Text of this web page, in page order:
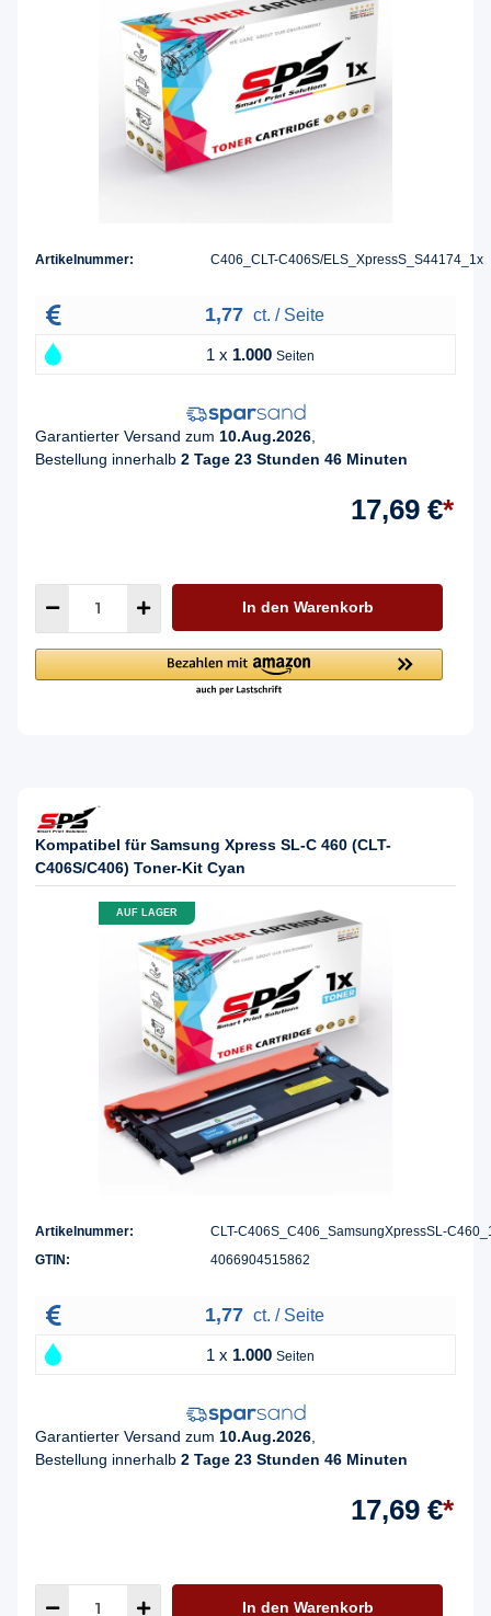
Artikelnummer: C406_CLT-C406S/ELS_XpressS_S44174_1x
1,77 ct. / Seite
1 x 1.000 Seiten
Garantierter Versand zum 10.Aug.2026
Bestellung innerhalb 2 Tage 23 Stunden 46 Minuten
17,69 €*
In den Warenkorb
Kompatibel für Samsung Xpress SL-C 460 (CLT-
C406S/C406) Toner-Kit Cyan
AUF LAGER
Artikelnummer:
CLT-C406S_C406_SamsungXpressSL-
GTIN:
4066904515862
1,77 ct. / Seite
1 x 1.000 Seiten
Garantierter Versand zum 10.Aug.2026
Bestellung innerhalb 2 Tage 23 Stunden 46 Minuten
17,69 €*
In den Warenkorb